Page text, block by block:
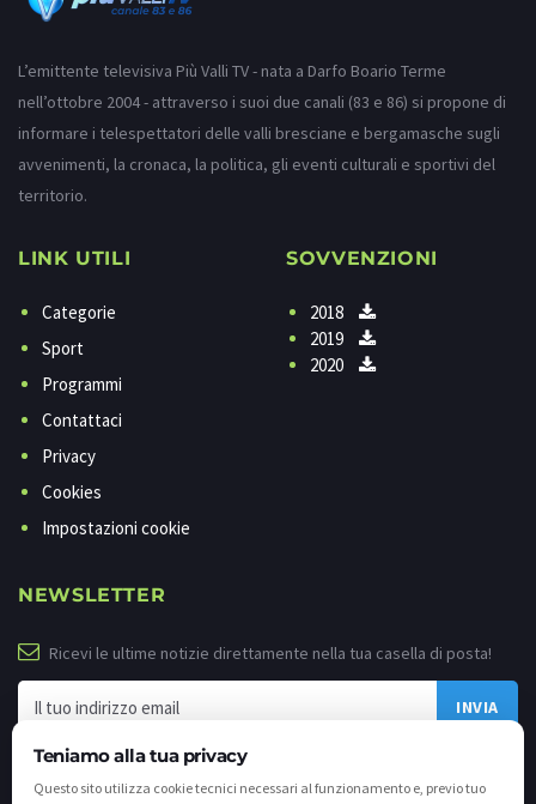
Teniamo alla tua privacy
Questo sito utilizza cookie tecnici necessari al funzionamento e, previo tuo
L’emittente televisiva Più Valli TV - nata a Darfo Boario Terme
nell’ottobre 2004 - attraverso i suoi due canali (83 e 86) si propone di
informare i telespettatori delle valli bresciane e bergamasche sugli
avvenimenti, la cronaca, la politica, gli eventi culturali e sportivi del
territorio.
LINK UTILI
Categorie
Sport
Programmi
Contattaci
Privacy
Cookies
Impostazioni cookie
SOVVENZIONI
2018
2019
2020
NEWSLETTER
Ricevi le ultime notizie direttamente nella tua casella di posta!